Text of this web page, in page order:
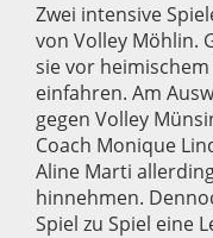
Zwei intensive
von Volley Möhlin.
sie vor
einfahren. Am
gegen Volley
Coach Monique
Aline Marti
hinnehmen.
Spiel zu Spiel eine